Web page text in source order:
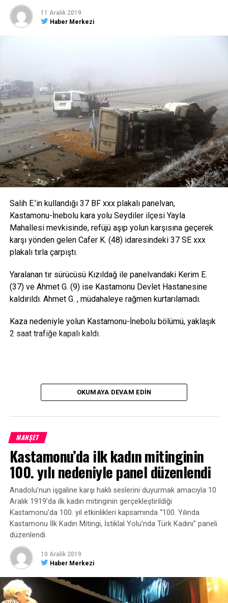
11 Aralık 2019
Haber Merkezi
Salih E.’in kullandığı 37 BF xxx plakalı panelvan,
Kastamonu-İnebolu kara yolu Seydiler ilçesi Yayla
Mahallesi mevkisinde, refüjü aşıp yolun karşısına geçerek
karşı yönden gelen Cafer K. (48) idaresindeki 37 SE xxx
plakalı tırla çarpıştı.
Yaralanan tır sürücüsü Kızıldağ ile panelvandaki Kerim E.
(37) ve Ahmet G. (9) ise Kastamonu Devlet Hastanesine
kaldırıldı. Ahmet G. , müdahaleye rağmen kurtarılamadı.
Kaza nedeniyle yolun Kastamonu-İnebolu bölümü, yaklaşık
2 saat trafiğe kapalı kaldı.
OKUMAYA DEVAM EDIN
MANŞET
Kastamonu’da ilk kadın mitinginin
100. yılı nedeniyle panel düzenlendi
Anadolu’nun işgaline karşı haklı seslerini duyurmak amacıyla 10
Aralık 1919’da ilk kadın mitinginin gerçekleştirildiği
Kastamonu’da 100. yıl etkinlikleri kapsamında “100. Yılında
Kastamonu İlk Kadın Mitingi, İstiklal Yolu’nda Türk Kadını” paneli
düzenlendi.
10 Aralık 2019
Haber Merkezi